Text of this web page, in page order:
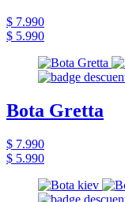
$ 7.990
$ 5.990
Bota Gretta
$ 7.990
$ 5.990